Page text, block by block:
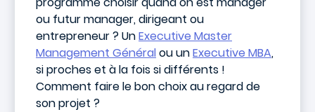
ou futur manager, dirigeant ou
entrepreneur ? UnExecutive Master
Management Généralou unExecutive MBA,
si proches et à la fois si différents !
Comment faire le bon choix au regard de
son projet ?